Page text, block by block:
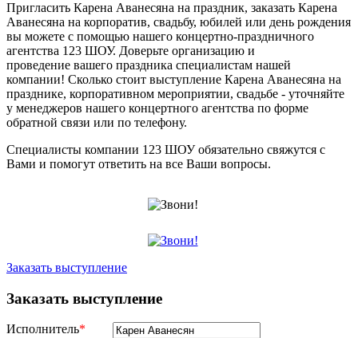
Пригласить Карена Аванесяна на праздник, заказать Карена
Аванесяна на корпоратив, свадьбу, юбилей или день рождения
вы можете с помощью нашего концертно-праздничного
агентства 123 ШОУ. Доверьте организацию и
проведение вашего праздника специалистам нашей
компании! Сколько стоит выступление Карена Аванесяна на
празднике, корпоративном мероприятии, свадьбе - уточняйте
у менеджеров нашего концертного агентства по форме
обратной связи или по телефону.
Специалисты компании 123 ШОУ обязательно свяжутся с
Вами и помогут ответить на все Ваши вопросы.
Заказать выступление
Заказать выступление
Исполнитель*